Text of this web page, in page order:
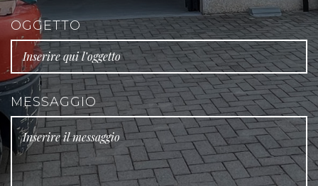
OGGETTO
MESSAGGIO